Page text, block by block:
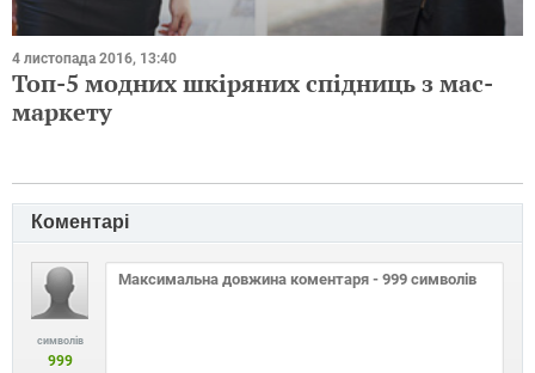
4 листопада 2016, 13:40
Топ-5 модних шкіряних спідниць з мас-
маркету
Коментарі
символів
999